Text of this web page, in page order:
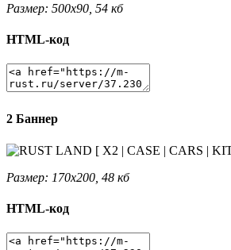
Размер: 500x90, 54 кб
HTML-код
2 Баннер
Размер: 170x200, 48 кб
HTML-код